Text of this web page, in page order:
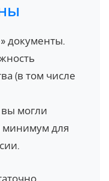
документы.
(в том числе
вы могли
минимум для